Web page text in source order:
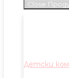
Close
Детски